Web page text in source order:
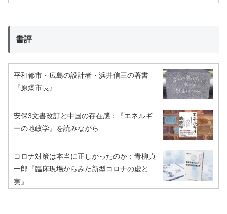
書評
平和都市・広島の設計者・浜井信三の著書
『原爆市長』
安保3文書改訂と中国の存在感：『エネルギ
ーの地政学』を読みながら
コロナ対策は本当に正しかったのか：青柳貞
一郎『臨床現場からみた新型コロナの虚と
実』